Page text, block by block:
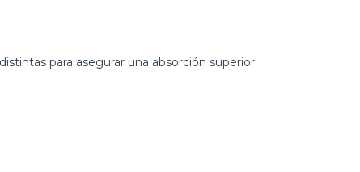
para asegurar una absorción superior